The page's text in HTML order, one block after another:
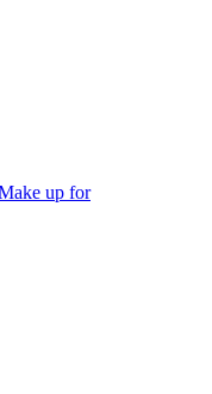
up for